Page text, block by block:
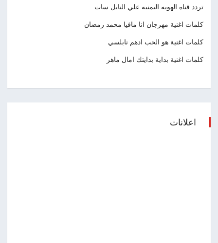
تردد قناه الهويه اليمنيه علي النايل سات
كلمات اغنية مهرجان انا مافيا محمد رمضان
كلمات اغنية هو الحب ادهم نابلسي
كلمات اغنية بداية بدايتك امال ماهر
اعلانات